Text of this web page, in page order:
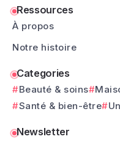
Ressources
À propos
Notre histoire
Categories
Beauté & soins
Santé & bien-être
Newsletter